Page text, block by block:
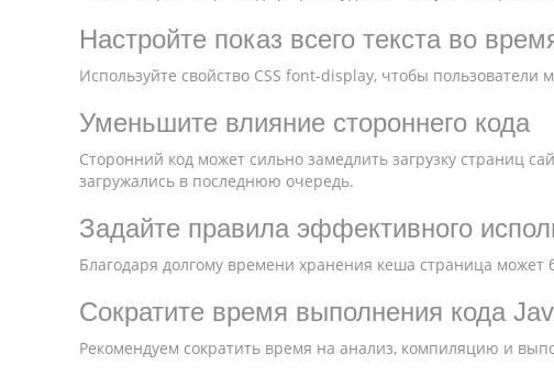
Настройте показ всего текста во
Используйте свойство CSS font-display, чтобы пользователи
Уменьшите влияние стороннего кода
Сторонний код может сильно замедлить загрузку страниц
загружались в последнюю очередь.
Задайте правила эффективного
Благодаря долгому времени хранения кеша страница
Сократите время выполнения кода
Рекомендуем сократить время на анализ, компиляцию и